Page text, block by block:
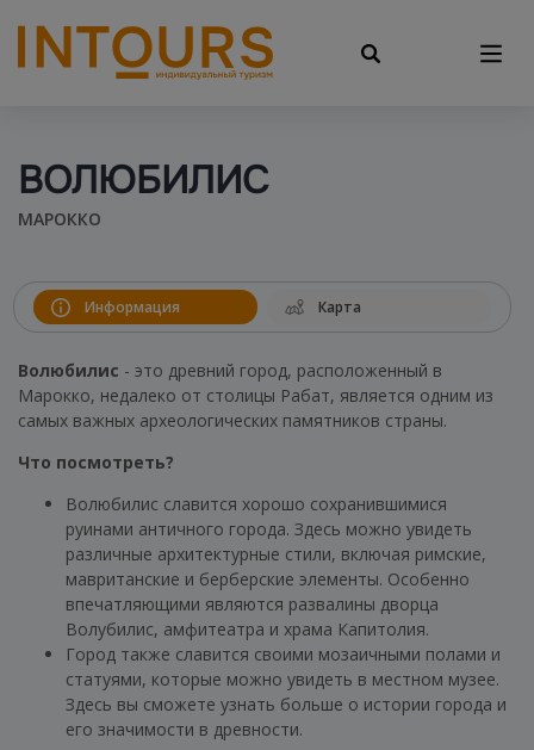
ВОЛЮБИЛИС
МАРОККО
Информация Карта
Волюбилис - это древний город, расположенный в
Марокко, недалеко от столицы Рабат, является одним из
самых важных археологических памятников страны.
Что посмотреть?
Волюбилис славится хорошо сохранившимися
руинами античного города. Здесь можно увидеть
различные архитектурные стили, включая римские,
мавританские и берберские элементы. Особенно
впечатляющими являются развалины дворца
Волубилис, амфитеатра и храма Капитолия.
Город также славится своими мозаичными полами и
статуями, которые можно увидеть в местном музее.
Здесь вы сможете узнать больше о истории города и
его значимости в древности.